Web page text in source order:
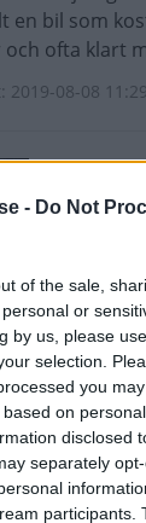
- Do Not
of the sale,
or
by us, please
selection.
you
on
disclosed
separately
en bil som
och ofta klart
2019-08-08 11:29
är man
antar att
det ju "egna
man
jag är en av